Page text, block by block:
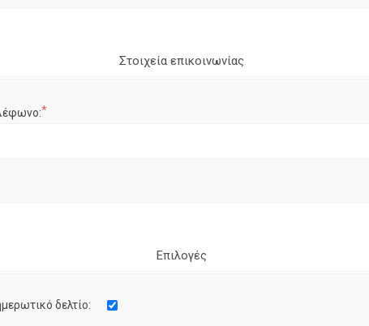
Στοιχεία επικοινωνίας
*
Επιλογές
δελτίο: